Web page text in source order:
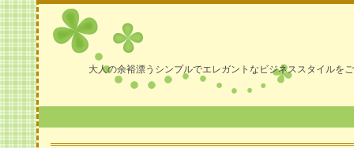
大人の余裕漂うシンプルでエレガントなビジネススタイルを